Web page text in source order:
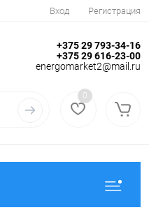
Вход Регистрация
+375 29 793-34-16
+375 29 616-23-00
energomarket2@mail.ru
0